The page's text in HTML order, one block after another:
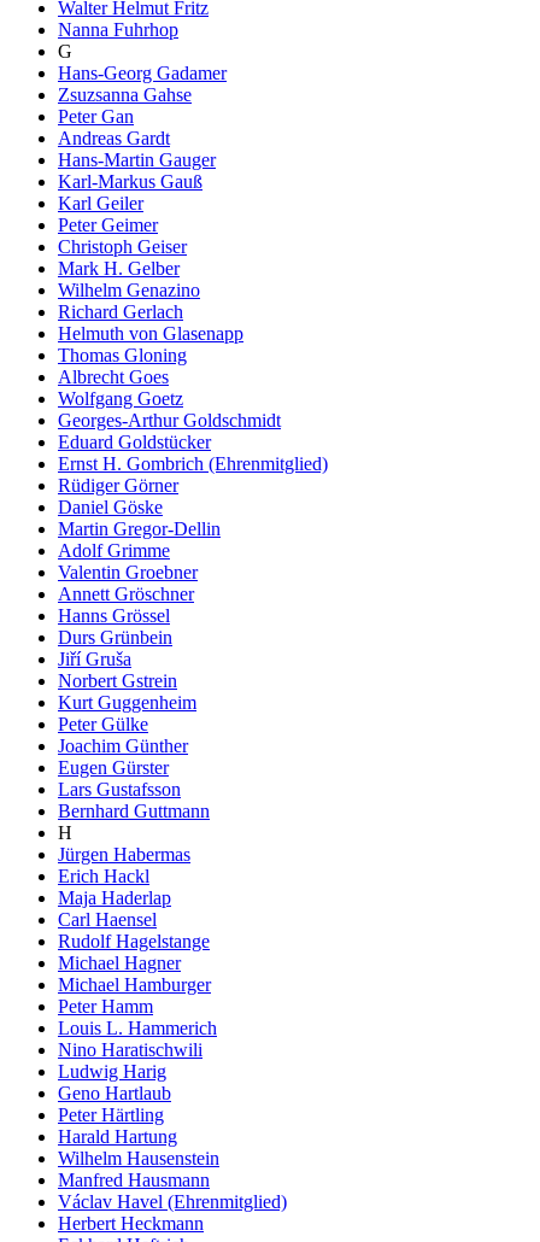
Walter Helmut Fritz
Nanna Fuhrhop
G
Hans-Georg Gadamer
Zsuzsanna Gahse
Peter Gan
Andreas Gardt
Hans-Martin Gauger
Karl-Markus Gauß
Karl Geiler
Peter Geimer
Christoph Geiser
Mark H. Gelber
Wilhelm Genazino
Richard Gerlach
Helmuth von Glasenapp
Thomas Gloning
Albrecht Goes
Wolfgang Goetz
Georges-Arthur Goldschmidt
Eduard Goldstücker
Ernst H. Gombrich (Ehrenmitglied)
Rüdiger Görner
Daniel Göske
Martin Gregor-Dellin
Adolf Grimme
Valentin Groebner
Annett Gröschner
Hanns Grössel
Durs Grünbein
Jiří Gruša
Norbert Gstrein
Kurt Guggenheim
Peter Gülke
Joachim Günther
Eugen Gürster
Lars Gustafsson
Bernhard Guttmann
H
Jürgen Habermas
Erich Hackl
Maja Haderlap
Carl Haensel
Rudolf Hagelstange
Michael Hagner
Michael Hamburger
Peter Hamm
Louis L. Hammerich
Nino Haratischwili
Ludwig Harig
Geno Hartlaub
Peter Härtling
Harald Hartung
Wilhelm Hausenstein
Manfred Hausmann
Václav Havel (Ehrenmitglied)
Herbert Heckmann